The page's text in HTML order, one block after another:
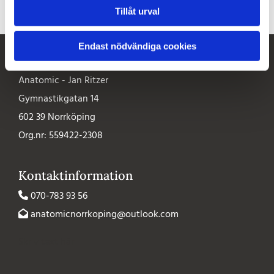
Tillåt urval
Endast nödvändiga cookies
Företagsinformation
Anatomic - Jan Ritzer
Gymnastikgatan 14
602 39 Norrköping
Org.nr: 559422-2308
Kontaktinformation
 070-783 93 56
 anatomicnorrkoping@outlook.com